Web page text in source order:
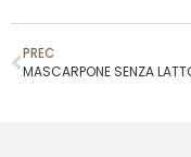
PREC